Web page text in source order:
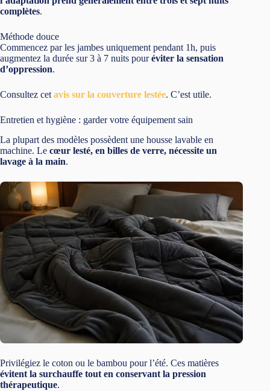
complètes.
Méthode douce
Commencez par les jambes uniquement pendant 1h, puis
augmentez la durée sur 3 à 7 nuits pouréviter la sensation
d’oppression.
Consultez cet avis sur la couverture lestée. C’est utile.
Entretien et hygiène : garder votre équipement sain
La plupart des modèles possèdent une housse lavable en
machine. Le cœur lesté, en billes de verre, nécessite un
lavage à la main.
Privilégiez le coton ou le bambou pour l’été. Ces matières
évitent la surchauffe tout en conservant la pression
thérapeutique.